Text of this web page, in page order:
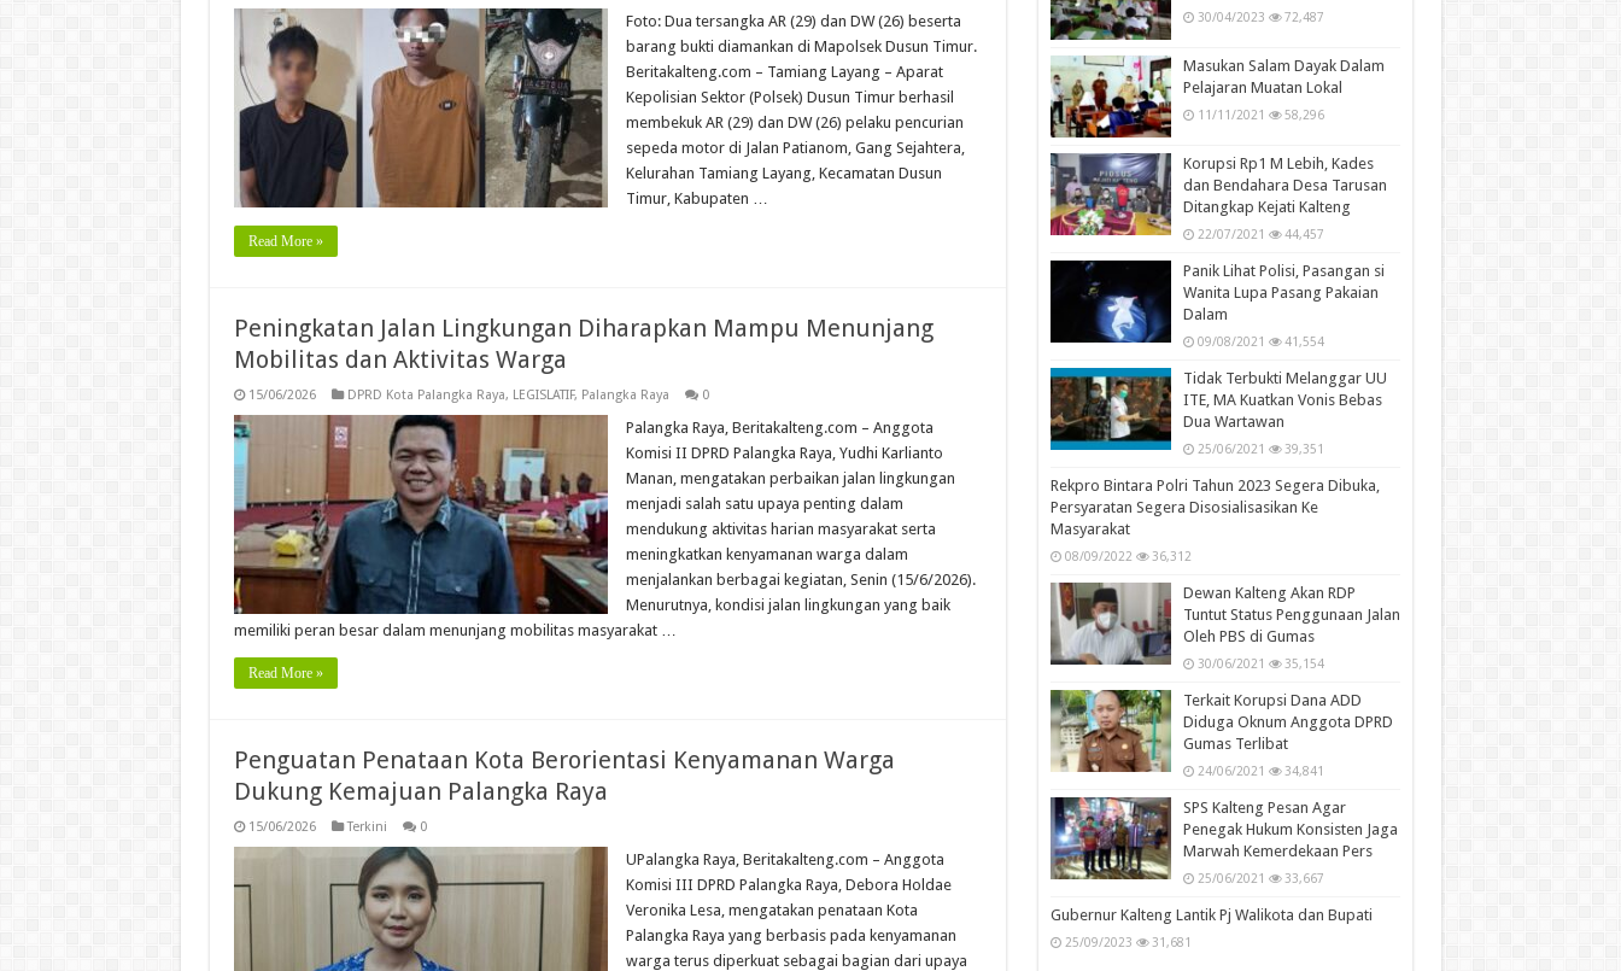
Foto: Dua tersangka AR (29) dan DW (26) beserta
barang bukti diamankan di Mapolsek Dusun Timur.
Beritakalteng.com – Tamiang Layang – Aparat
Kepolisian Sektor (Polsek) Dusun Timur berhasil
membekuk AR (29) dan DW (26) pelaku pencurian
sepeda motor di Jalan Patianom, Gang Sejahtera,
Kelurahan Tamiang Layang, Kecamatan Dusun
Timur, Kabupaten …
Read More »
Peningkatan Jalan Lingkungan Diharapkan Mampu Menunjang
Mobilitas dan Aktivitas Warga
15/06/2026 DPRD Kota Palangka Raya, LEGISLATIF, Palangka Raya 0
Palangka Raya, Beritakalteng.com – Anggota
Komisi II DPRD Palangka Raya, Yudhi Karlianto
Manan, mengatakan perbaikan jalan lingkungan
menjadi salah satu upaya penting dalam
mendukung aktivitas harian masyarakat serta
meningkatkan kenyamanan warga dalam
menjalankan berbagai kegiatan, Senin (15/6/2026).
Menurutnya, kondisi jalan lingkungan yang baik
memiliki peran besar dalam menunjang mobilitas masyarakat …
Read More »
Penguatan Penataan Kota Berorientasi Kenyamanan Warga
Dukung Kemajuan Palangka Raya
15/06/2026 Terkini 0
UPalangka Raya, Beritakalteng.com – Anggota
Komisi III DPRD Palangka Raya, Debora Holdae
Veronika Lesa, mengatakan penataan Kota
Palangka Raya yang berbasis pada kenyamanan
warga terus diperkuat sebagai bagian dari upaya
30/04/2023 72,487
Masukan Salam Dayak Dalam
Pelajaran Muatan Lokal
11/11/2021 58,296
Korupsi Rp1 M Lebih, Kades
dan Bendahara Desa Tarusan
Ditangkap Kejati Kalteng
22/07/2021 44,457
Panik Lihat Polisi, Pasangan si
Wanita Lupa Pasang Pakaian
Dalam
09/08/2021 41,554
Tidak Terbukti Melanggar UU
ITE, MA Kuatkan Vonis Bebas
Dua Wartawan
25/06/2021 39,351
Rekpro Bintara Polri Tahun 2023 Segera Dibuka,
Persyaratan Segera Disosialisasikan Ke
Masyarakat
08/09/2022 36,312
Dewan Kalteng Akan RDP
Tuntut Status Penggunaan Jalan
Oleh PBS di Gumas
30/06/2021 35,154
Terkait Korupsi Dana ADD
Diduga Oknum Anggota DPRD
Gumas Terlibat
24/06/2021 34,841
SPS Kalteng Pesan Agar
Penegak Hukum Konsisten Jaga
Marwah Kemerdekaan Pers
25/06/2021 33,667
Gubernur Kalteng Lantik Pj Walikota dan Bupati
25/09/2023 31,681